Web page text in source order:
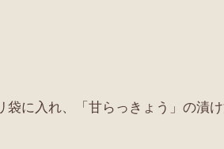
に入れ、「甘らっきょう」の漬